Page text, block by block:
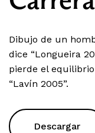
Dibujo de un
dice “Longueira
pierde el
“Lavín 2005”.
Descargar